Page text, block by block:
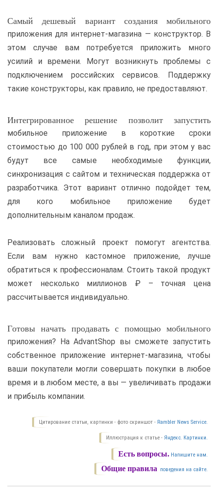
Самый дешевый вариант создания мобильного
приложения для интернет-магазина — конструктор. В
этом случае вам потребуется приложить много
усилий и времени. Могут возникнуть проблемы с
подключением российских сервисов. Поддержку
такие конструкторы, как правило, не предоставляют.
Интегрированное решение позволит запустить
мобильное приложение в короткие сроки
стоимостью до 100 000 рублей в год, при этом у вас
будут все самые необходимые функции,
синхронизация с сайтом и техническая поддержка от
разработчика. Этот вариант отлично подойдет тем,
для кого мобильное приложение будет
дополнительным каналом продаж.
Реализовать сложный проект помогут агентства.
Если вам нужно кастомное приложение, лучше
обратиться к профессионалам. Стоить такой продукт
может несколько миллионов ₽ – точная цена
рассчитывается индивидуально.
Готовы начать продавать с помощью мобильного
приложения? На AdvantShop вы сможете запустить
собственное приложение интернет-магазина, чтобы
ваши покупатели могли совершать покупки в любое
время и в любом месте, а вы — увеличивать продажи
и прибыль компании.
Цитирование статьи, картинки - фото скриншот - Rambler News Service.
Иллюстрация к статье - Яндекс. Картинки.
Есть вопросы. Напишите нам.
Общие правила поведения на сайте.